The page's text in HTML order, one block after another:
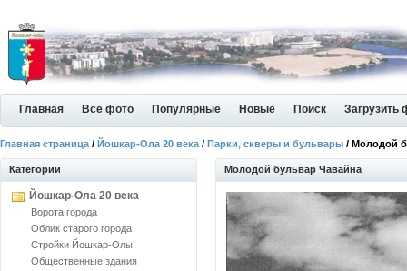
Главная Все фото Популярные Новые Поиск Загрузить
Главная страница / Йошкар-Ола 20 века / Парки, скверы и бульвары / Молодой
Категории
Йошкар-Ола 20 века
Ворота города
Облик старого города
Стройки Йошкар-Олы
Общественные здания
Молодой бульвар Чавайна